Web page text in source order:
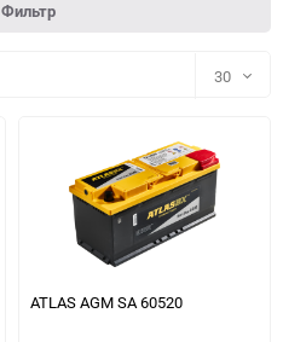
Фильтр
30
30
60
ATLAS AGM SA 60520